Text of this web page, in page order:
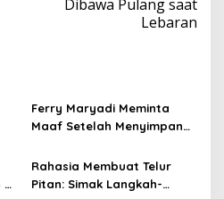
Dibawa Pulang saat
Lebaran
Ferry Maryadi Meminta
Maaf Setelah Menyimpan
Rahasia Membuat Telur
Pitan: Simak Langkah-